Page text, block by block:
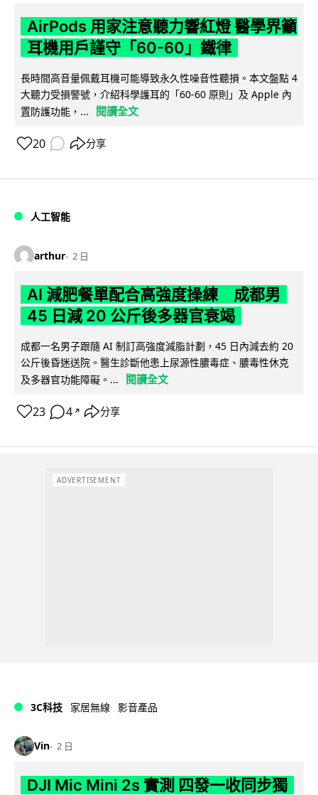
AirPods 用家注意聽力響紅燈 醫學界籲
耳機用戶謹守「60-60」鐵律
長時間高音量佩戴耳機可能導致永久性噪音性聽損。本文盤點 4
大聽力受損警號，介紹科學護耳的「60-60 原則」及 Apple 內
置防護功能，...
閱讀全文
20 分享
人工智能
arthur 2 日
AI 減肥餐單配合高強度操練 成都男
45 日減 20 公斤後多器官衰竭
成都一名男子跟隨 AI 制訂高強度減脂計劃，45 日內減去約 20
公斤後昏迷送院。醫生診斷他患上尿源性膿毒症、膿毒性休克
及多器官功能障礙。...
閱讀全文
23 4 ↗ 分享
ADVERTISEMENT
3C科技 家居無線 影音產品
Vin 2 日
DJI Mic Mini 2s 實測 四發一收同步獨